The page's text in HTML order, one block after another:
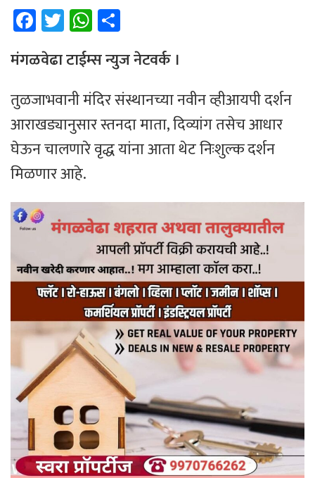
Fa
ce
b
o
ok
T
wi
tt
er
W
h
at
sA
p
p
ar
e
मंगळवेढा टाईम्स न्युज नेटवर्क ।
तुळजाभवानी मंदिर संस्थानच्या नवीन व्हीआयपी दर्शन
आराखड्यानुसार स्तनदा माता, दिव्यांग तसेच आधार
घेऊन चालणारे वृद्ध यांना आता थेट निःशुल्क दर्शन
मिळणार आहे.